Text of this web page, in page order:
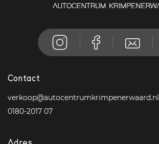
Contact
verkoop@autocentrumkrimpenerwaard.nl
0180-2017 07